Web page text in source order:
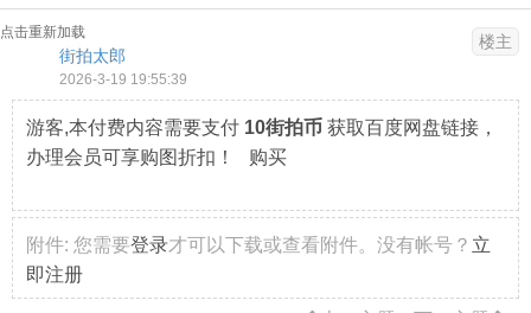
点击重新加载
街拍太郎
2026-3-19 19:55:39
楼主
游客,本付费内容需要支付 10街拍币 获取百度网盘链接，
办理会员可享购图折扣！ 购买
附件: 您需要登录才可以下载或查看附件。没有帐号？ 立
即注册